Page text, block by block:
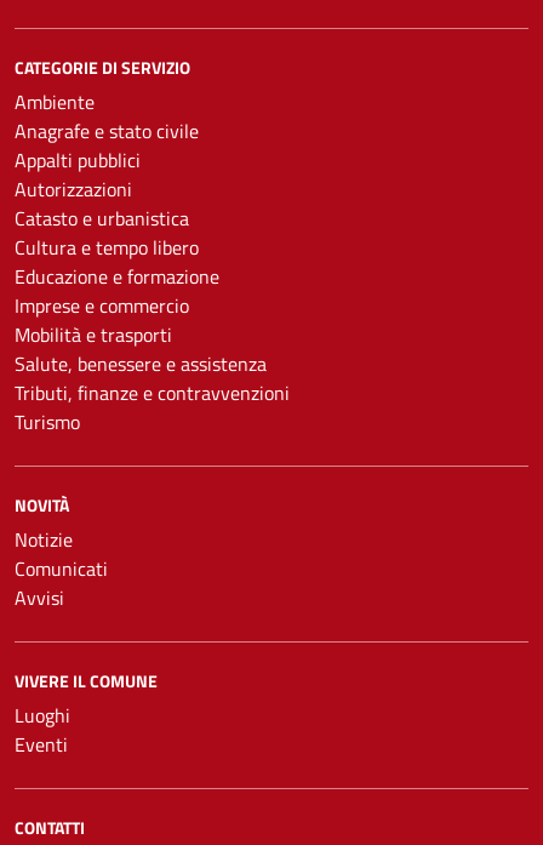
CATEGORIE DI SERVIZIO
Ambiente
Anagrafe e stato civile
Appalti pubblici
Autorizzazioni
Catasto e urbanistica
Cultura e tempo libero
Educazione e formazione
Imprese e commercio
Mobilità e trasporti
Salute, benessere e assistenza
Tributi, finanze e contravvenzioni
Turismo
NOVITÀ
Notizie
Comunicati
Avvisi
VIVERE IL COMUNE
Luoghi
Eventi
CONTATTI